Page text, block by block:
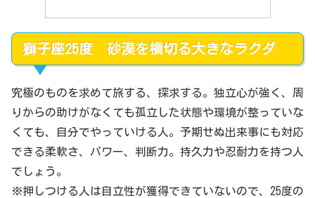
獅子座25度 砂漠を横切る大きなラクダ
究極のものを求めて旅する、探求する。独立心が強く、周
りからの助けがなくても孤立した状態や環境が整っていな
くても、自分でやっていける人。予期せぬ出来事にも対応
できる柔軟さ、パワー、判断力。持久力や忍耐力を持つ人
でしょう。
※押しつける人は自立性が獲得できていないので、25度の